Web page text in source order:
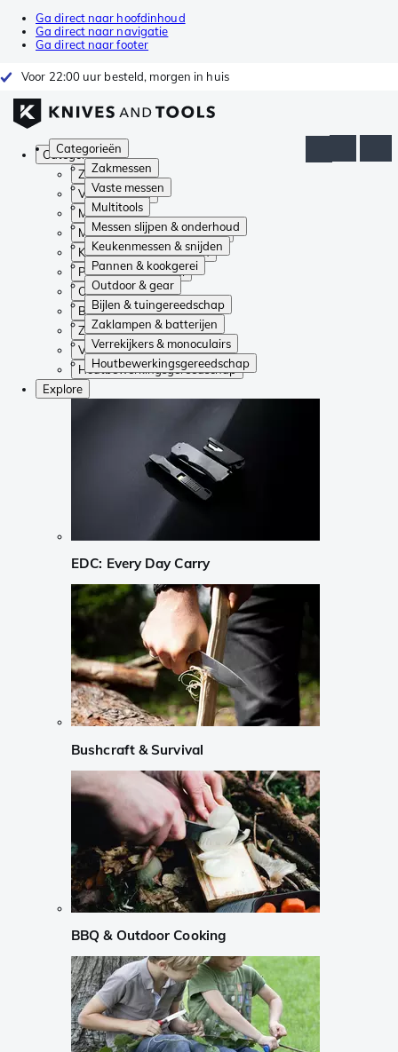
Ga direct naar hoofdinhoud
Ga direct naar navigatie
Ga direct naar footer
Voor 22:00 uur besteld, morgen in huis
Categorieën
Zakmessen
Vaste messen
Multitools
Messen slijpen & onderhoud
Keukenmessen & snijden
Pannen & kookgerei
Outdoor & gear
Bijlen & tuingereedschap
Zaklampen & batterijen
Verrekijkers & monoculairs
Houtbewerkingsgereedschap
Categorieën
Zakmessen
Vaste messen
Multitools
Messen slijpen & onderhoud
Keukenmessen & snijden
Pannen & kookgerei
Outdoor & gear
Bijlen & tuingereedschap
Zaklampen & batterijen
Verrekijkers & monoculairs
Houtbewerkingsgereedschap
Explore
EDC: Every Day Carry
Bushcraft & Survival
BBQ & Outdoor Cooking